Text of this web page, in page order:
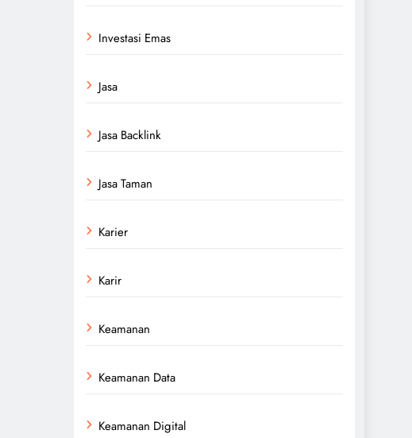
Investasi Emas
Jasa
Jasa Backlink
Jasa Taman
Karier
Karir
Keamanan
Keamanan Data
Keamanan Digital